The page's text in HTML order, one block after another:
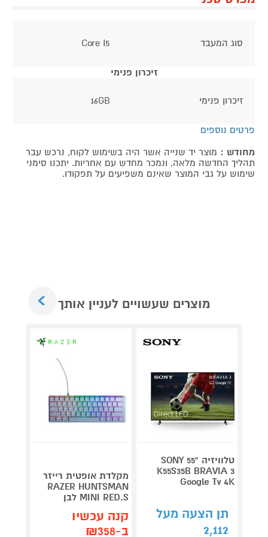
סוג המעבד Core I5
זיכרון פנימי
זיכרון פנימי 16GB
פרטים נוספים
מחודש : מוצר יד שנייה אשר היה בשימוש לקוח, נרכש עבר
תהליך החדשה מלאה, ונמכר מחדש עם אחריות. יתכנו סימני
שימוש על גבי המוצר שאינם משפיעים על תפקודו.
מוצרים שעשויים לעניין אותך
טלוויזיה "55 SONY
K55S35B BRAVIA 3
Google Tv 4K
תן הצעה מעל
2,112
מקלדת אופטית רייזר
RAZER HUNTSMAN
MINI RED.S לבן
קנה עכשיו
ב-₪358